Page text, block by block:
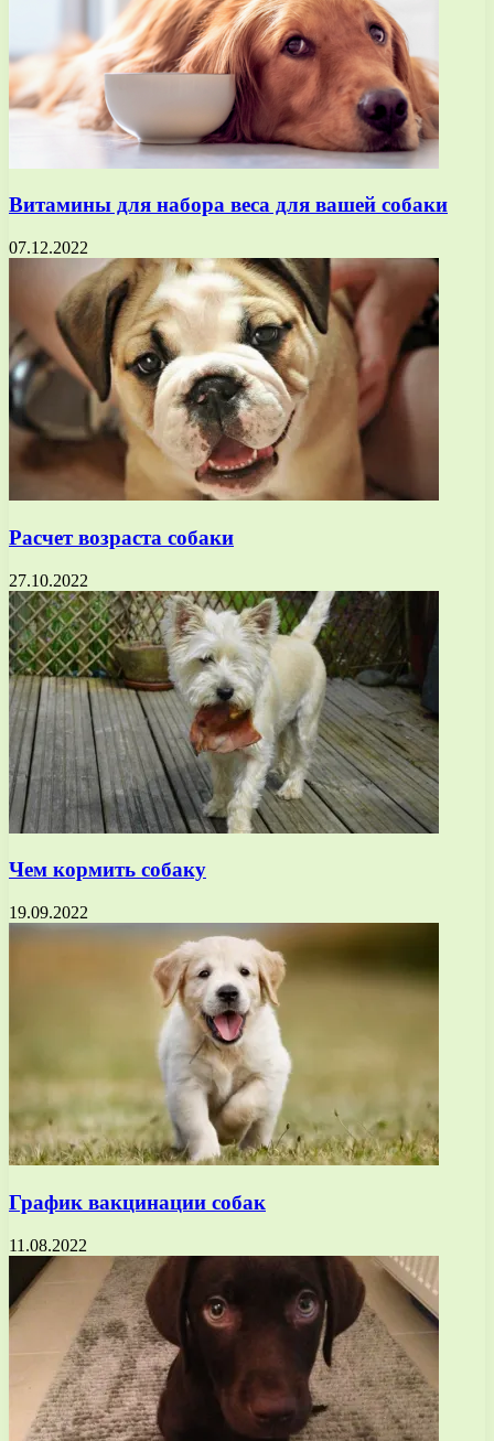
Витамины для набора веса для вашей собаки
07.12.2022
Расчет возраста собаки
27.10.2022
Чем кормить собаку
19.09.2022
График вакцинации собак
11.08.2022